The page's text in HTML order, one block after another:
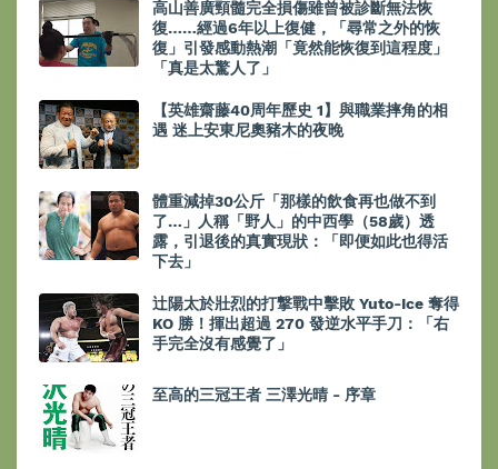
高山善廣頸髓完全損傷雖曾被診斷無法恢
復……經過6年以上復健，「尋常之外的恢
復」引發感動熱潮「竟然能恢復到這程度」
「真是太驚人了」
【英雄齋藤40周年歷史 1】與職業摔角的相
遇 迷上安東尼奧豬木的夜晚
體重減掉30公斤「那樣的飲食再也做不到
了…」人稱「野人」的中西學（58歲）透
露，引退後的真實現狀：「即便如此也得活
下去」
辻陽太於壯烈的打撃戰中擊敗 Yuto-Ice 奪得
KO 勝！揮出超過 270 發逆水平手刀：「右
手完全沒有感覺了」
至高的三冠王者 三澤光晴 - 序章